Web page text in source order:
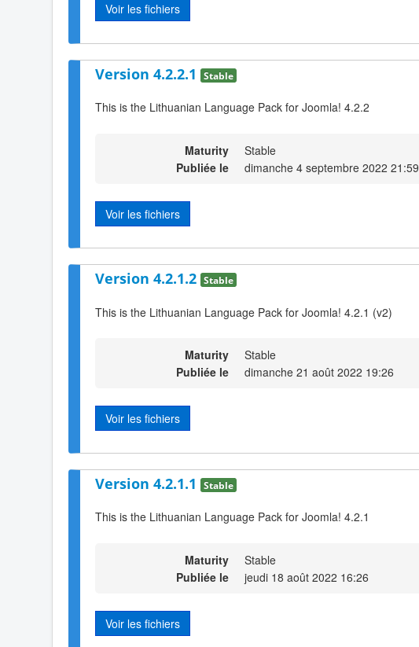
Voir les fichiers
Version 4.2.2.1 Stable
This is the Lithuanian Language Pack for Joomla! 4.2.2
Maturity
Stable
Publiée le
dimanche 4 septembre 2022 21:59
Voir les fichiers
Version 4.2.1.2 Stable
This is the Lithuanian Language Pack for Joomla! 4.2.1 (v2)
Maturity
Stable
Publiée le
dimanche 21 août 2022 19:26
Voir les fichiers
Version 4.2.1.1 Stable
This is the Lithuanian Language Pack for Joomla! 4.2.1
Maturity
Stable
Publiée le
jeudi 18 août 2022 16:26
Voir les fichiers